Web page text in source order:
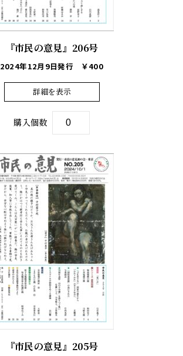
『市民の意見』206号
2024年12月9日発行 ￥400
詳細を表示
購入個数
『市民の意見』205号